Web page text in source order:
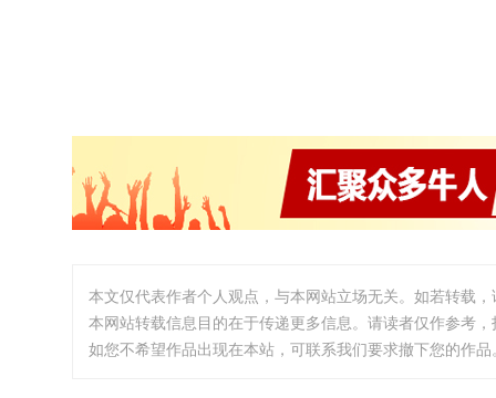
本文仅代表作者个人观点，与本网站立场无关。如若转载
本网站转载信息目的在于传递更多信息。请读者仅作参考
如您不希望作品出现在本站，可联系我们要求撤下您的作